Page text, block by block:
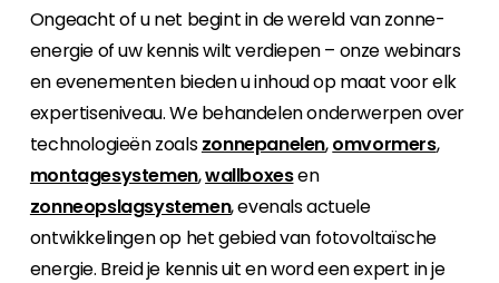
Ongeacht of u net begint in de wereld van zonne-
energie of uw kennis wilt verdiepen – onze webinars
en evenementen bieden u inhoud op maat voor elk
expertiseniveau. We behandelen onderwerpen over
technologieën zoalszonnepanelen,omvormers,
montagesystemen,wallboxesen
zonneopslagsystemen, evenals actuele
ontwikkelingen op het gebied van fotovoltaïsche
energie. Breid je kennis uit en word een expert in je